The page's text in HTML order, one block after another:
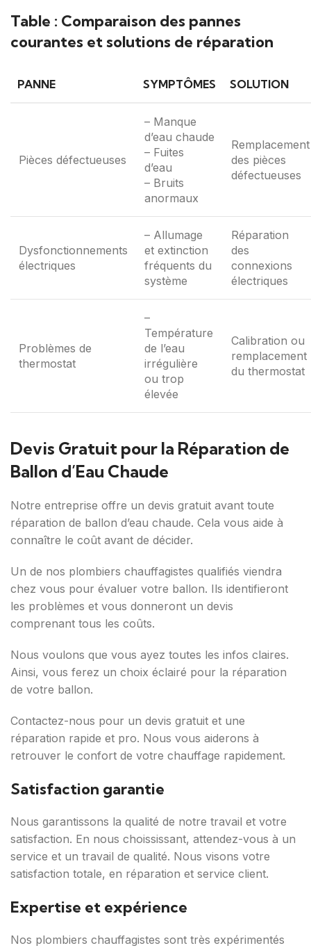
Table : Comparaison des pannes
courantes et solutions de réparation
PANNE SYMPTÔMES SOLUTION
Pièces défectueuses
– Manque
d’eau chaude
– Fuites
d’eau
– Bruits
anormaux
Remplacement
des pièces
défectueuses
Dysfonctionnements
électriques
– Allumage
et extinction
fréquents du
système
Réparation
des
connexions
électriques
Problèmes de
thermostat
–
Température
de l’eau
irrégulière
ou trop
élevée
Calibration ou
remplacement
du thermostat
Devis Gratuit pour la Réparation de
Ballon d’Eau Chaude
Notre entreprise offre un devis gratuit avant toute
réparation de ballon d’eau chaude. Cela vous aide à
connaître le coût avant de décider.
Un de nos plombiers chauffagistes qualifiés viendra
chez vous pour évaluer votre ballon. Ils identifieront
les problèmes et vous donneront un devis
comprenant tous les coûts.
Nous voulons que vous ayez toutes les infos claires.
Ainsi, vous ferez un choix éclairé pour la réparation
de votre ballon.
Contactez-nous pour un devis gratuit et une
réparation rapide et pro. Nous vous aiderons à
retrouver le confort de votre chauffage rapidement.
Satisfaction garantie
Nous garantissons la qualité de notre travail et votre
satisfaction. En nous choississant, attendez-vous à un
service et un travail de qualité. Nous visons votre
satisfaction totale, en réparation et service client.
Expertise et expérience
Nos plombiers chauffagistes sont très expérimentés